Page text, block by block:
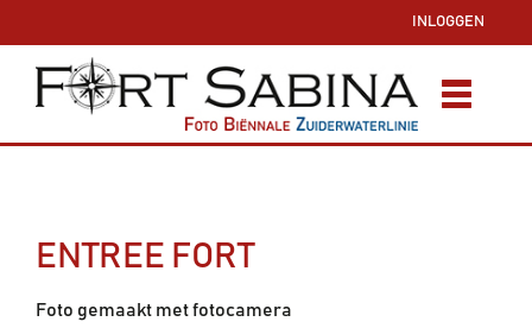
INLOGGEN
ENTREE FORT
Foto gemaakt met fotocamera